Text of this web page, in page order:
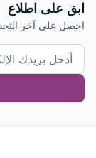
ابق على اطلاع
احصل على آخر